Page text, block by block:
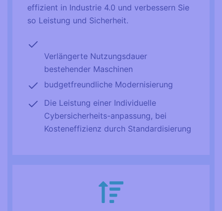
effizient in Industrie 4.0 und verbessern Sie
so Leistung und Sicherheit.
Verlängerte Nutzungsdauer
bestehender Maschinen
budgetfreundliche Modernisierung
Die Leistung einer Individuelle
Cybersicherheits-anpassung, bei
Kosteneffizienz durch Standardisierung